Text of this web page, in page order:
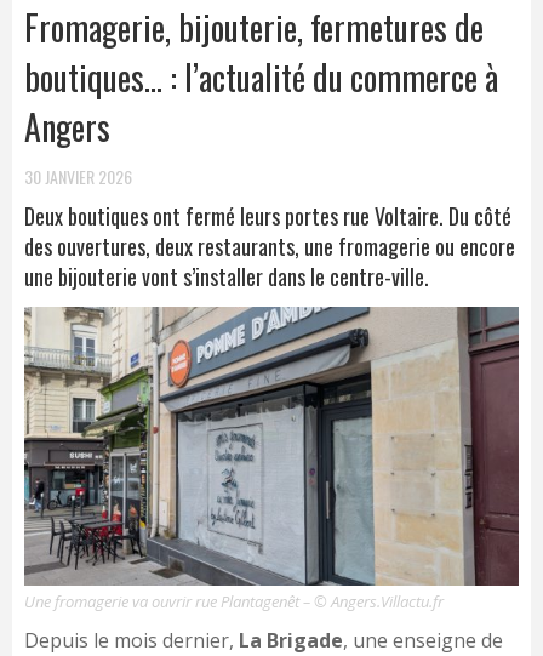
Fromagerie, bijouterie, fermetures de
boutiques… : l’actualité du commerce à
Angers
30 JANVIER 2026
Deux boutiques ont fermé leurs portes rue Voltaire. Du côté
des ouvertures, deux restaurants, une fromagerie ou encore
une bijouterie vont s’installer dans le centre-ville.
Une fromagerie va ouvrir rue Plantagenêt – © Angers.Villactu.fr
Depuis le mois dernier, La Brigade, une enseigne de